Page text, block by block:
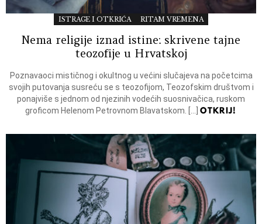
ISTRAGE I OTKRIĆA RITAM VREMENA
Nema religije iznad istine: skrivene tajne
teozofije u Hrvatskoj
Poznavaoci mističnog i okultnog u većini slučajeva na početcima
svojih putovanja susreću se s teozofijom, Teozofskim društvom i
ponajviše s jednom od njezinih vodećih suosnivačica, ruskom
groficom Helenom Petrovnom Blavatskom. […]OTKRIJ!